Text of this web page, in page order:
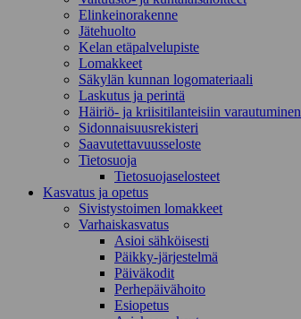
Elinkeinorakenne
Jätehuolto
Kelan etäpalvelupiste
Lomakkeet
Säkylän kunnan logomateriaali
Laskutus ja perintä
Häiriö- ja kriisitilanteisiin varautuminen
Sidonnaisuusrekisteri
Saavutettavuusseloste
Tietosuoja
Tietosuojaselosteet
Kasvatus ja opetus
Sivistystoimen lomakkeet
Varhaiskasvatus
Asioi sähköisesti
Päikky-järjestelmä
Päiväkodit
Perhepäivähoito
Esiopetus